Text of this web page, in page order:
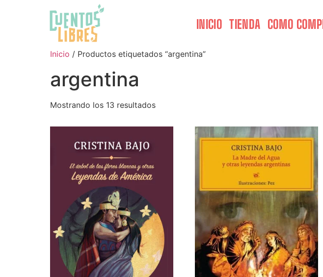
INICIO TIENDA COMO
Inicio / Productos etiquetados “argentina”
argentina
Mostrando los 13 resultados